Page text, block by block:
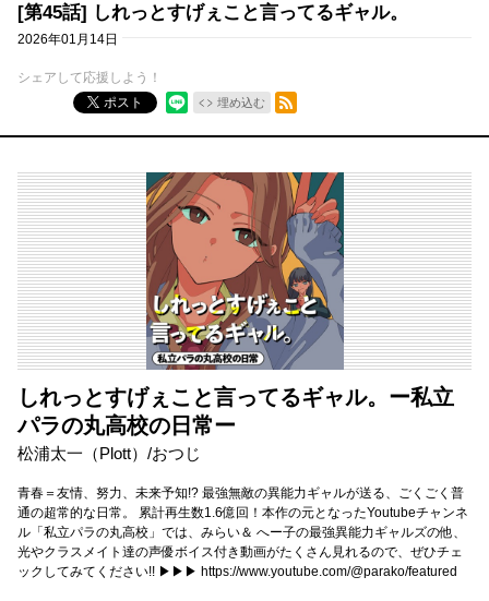
[第45話] しれっとすげぇこと言ってるギャル。
2026年01月14日
シェアして応援しよう！
ポスト
埋め込む
RSSフィード
しれっとすげぇこと言ってるギャル。ー私立
パラの丸高校の日常ー
松浦太一（Plott）/おつじ
青春＝友情、努力、未来予知!? 最強無敵の異能力ギャルが送る、ごくごく普
通の超常的な日常。 累計再生数1.6億回！本作の元となったYoutubeチャンネ
ル「私立パラの丸高校」では、みらい＆ へー子の最強異能力ギャルズの他、
光やクラスメイト達の声優ボイス付き動画がたくさん見れるので、ぜひチェ
ックしてみてください!! ▶︎▶︎▶︎ https://www.youtube.com/@parako/featured